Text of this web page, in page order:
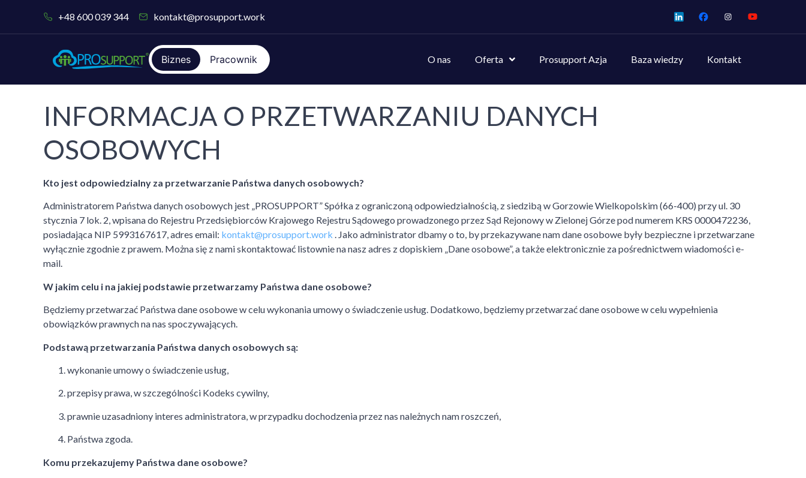
+48 600 039 344 kontakt@prosupport.work
Biznes Pracownik O nas Oferta Prosupport Azja Baza wiedzy Kontakt
INFORMACJA O PRZETWARZANIU DANYCH
OSOBOWYCH
Kto jest odpowiedzialny za przetwarzanie Państwa danych osobowych?
Administratorem Państwa danych osobowych jest „PROSUPPORT” Spółka z ograniczoną odpowiedzialnością, z siedzibą w Gorzowie Wielkopolskim (66-400) przy ul. 30
stycznia 7 lok. 2, wpisana do Rejestru Przedsiębiorców Krajowego Rejestru Sądowego prowadzonego przez Sąd Rejonowy w Zielonej Górze pod numerem KRS 0000472236,
posiadająca NIP 5993167617, adres email: kontakt@prosupport.work . Jako administrator dbamy o to, by przekazywane nam dane osobowe były bezpieczne i przetwarzane
wyłącznie zgodnie z prawem. Można się z nami skontaktować listownie na nasz adres z dopiskiem „Dane osobowe”, a także elektronicznie za pośrednictwem wiadomości e-
mail.
W jakim celu i na jakiej podstawie przetwarzamy Państwa dane osobowe?
Będziemy przetwarzać Państwa dane osobowe w celu wykonania umowy o świadczenie usług. Dodatkowo, będziemy przetwarzać dane osobowe w celu wypełnienia
obowiązków prawnych na nas spoczywających.
Podstawą przetwarzania Państwa danych osobowych są:
wykonanie umowy o świadczenie usług,
przepisy prawa, w szczególności Kodeks cywilny,
prawnie uzasadniony interes administratora, w przypadku dochodzenia przez nas należnych nam roszczeń,
Państwa zgoda.
Komu przekazujemy Państwa dane osobowe?